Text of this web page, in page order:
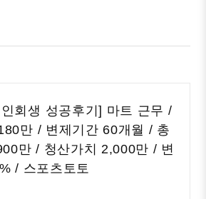
회생 성공후기] 마트 근무 /
만 / 변제기간 60개월 / 총
만 / 청산가치 2,000만 / 변
/ 스포츠토토